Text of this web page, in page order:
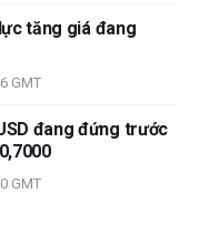
tăng giá đang
GMT
đang đứng trước
GMT